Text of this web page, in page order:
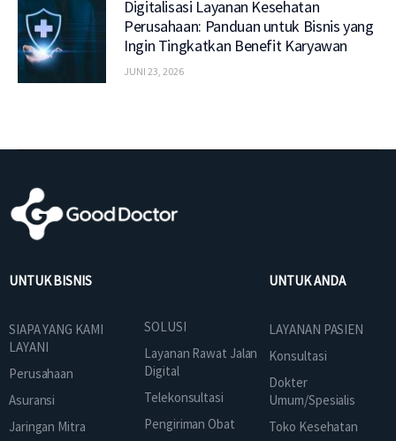
Digitalisasi Layanan Kesehatan
Perusahaan: Panduan untuk Bisnis yang
Ingin Tingkatkan Benefit Karyawan
JUNI 23, 2026
UNTUK BISNIS
SIAPA YANG KAMI
LAYANI
Perusahaan
Asuransi
Jaringan Mitra
SOLUSI
Layanan Rawat Jalan
Digital
Telekonsultasi
Pengiriman Obat
UNTUK ANDA
LAYANAN PASIEN
Konsultasi
Dokter
Umum/Spesialis
Toko Kesehatan